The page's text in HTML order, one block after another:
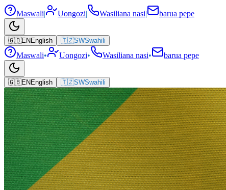
Maswali| Uongozi| Wasiliana nasi| barua pepe
🇬🇧EN English 🇹🇿SWSwahili
Maswali• Uongozi• Wasiliana nasi• barua pepe
🇬🇧EN English 🇹🇿SWSwahili